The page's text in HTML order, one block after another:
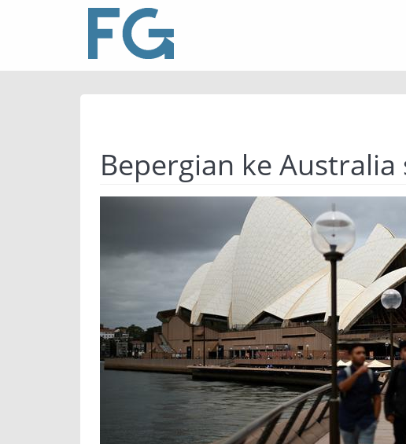
Bepergian ke Australia